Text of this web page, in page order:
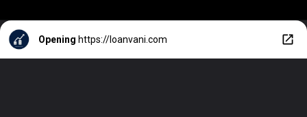
Opening https://loanvani.com